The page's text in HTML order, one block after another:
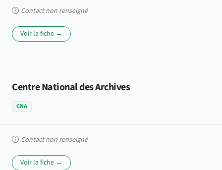
Contact non renseigné
Voir la fiche →
Centre National des Archives
CNA
Contact non renseigné
Voir la fiche →